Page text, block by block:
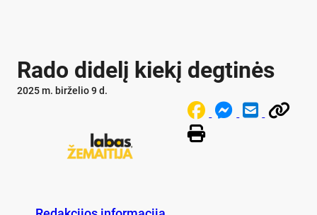
Rado didelį kiekį degtinės
2025 m. birželio 9 d.